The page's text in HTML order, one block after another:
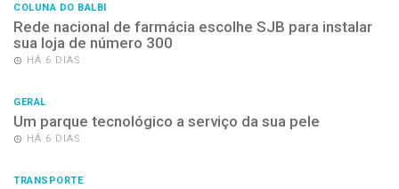
COLUNA DO BALBI
Rede nacional de farmácia escolhe SJB para instalar
sua loja de número 300
HÁ 6 DIAS
GERAL
Um parque tecnológico a serviço da sua pele
HÁ 6 DIAS
TRANSPORTE